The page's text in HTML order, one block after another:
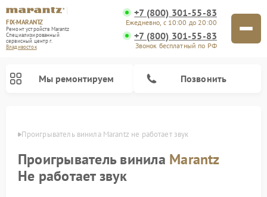
FIX-MARANTZ
Ремонт устройств Marantz
Специализированный
cервисный центр г.
Владивосток
+7 (800) 301-55-83
Ежедневно, с 10:00 до 20:00
+7 (800) 301-55-83
Звонок бесплатный по РФ
Мы ремонтируем Позвонить
Проигрыватель винила Marantz не работает звук
Проигрыватель винила Marantz
Не работает звук